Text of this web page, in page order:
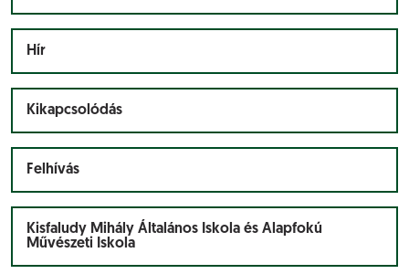
Hír
Kikapcsolódás
Felhívás
Kisfaludy Mihály Általános Iskola és Alapfokú
Művészeti Iskola